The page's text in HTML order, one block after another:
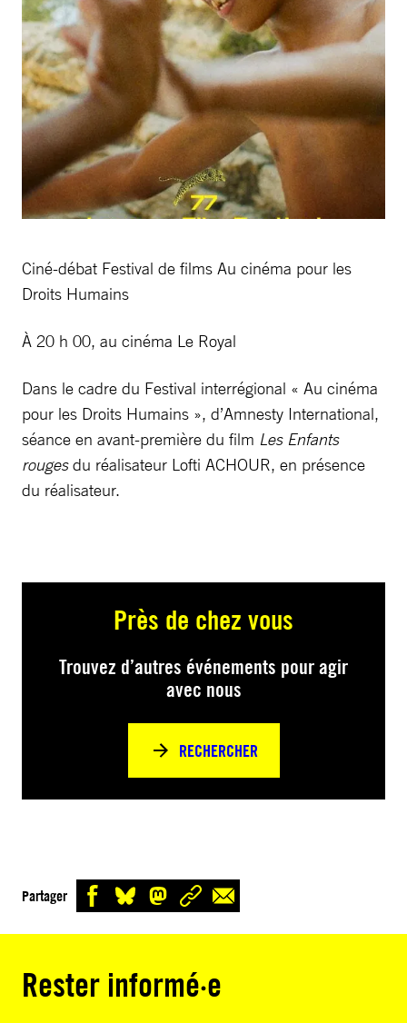
Ciné-débat Festival de films Au cinéma pour les
Droits Humains
À 20 h 00, au cinéma Le Royal
Dans le cadre du Festival interrégional « Au cinéma
pour les Droits Humains », d’Amnesty International,
séance en avant-première du film Les Enfants
rougesdu réalisateur Lofti ACHOUR, en présence
du réalisateur.
Près de chez vous
Trouvez d’autres événements pour agir
avec nous
RECHERCHER
Partager
Rester informé·e